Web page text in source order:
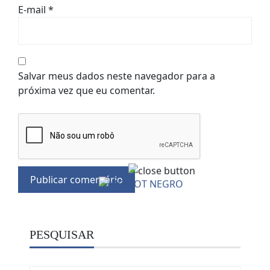
E-mail *
Salvar meus dados neste navegador para a
próxima vez que eu comentar.
PESQUISAR